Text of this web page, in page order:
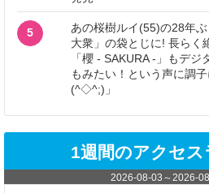
5
あの桜樹ルイ(55)の28年
大衆」の袋とじに! 長らく
「櫻 - SAKURA -」もデ
もみたい！という声に調
(^◇^;)」
1週間のアクセ
2026-08-03 ～2026-